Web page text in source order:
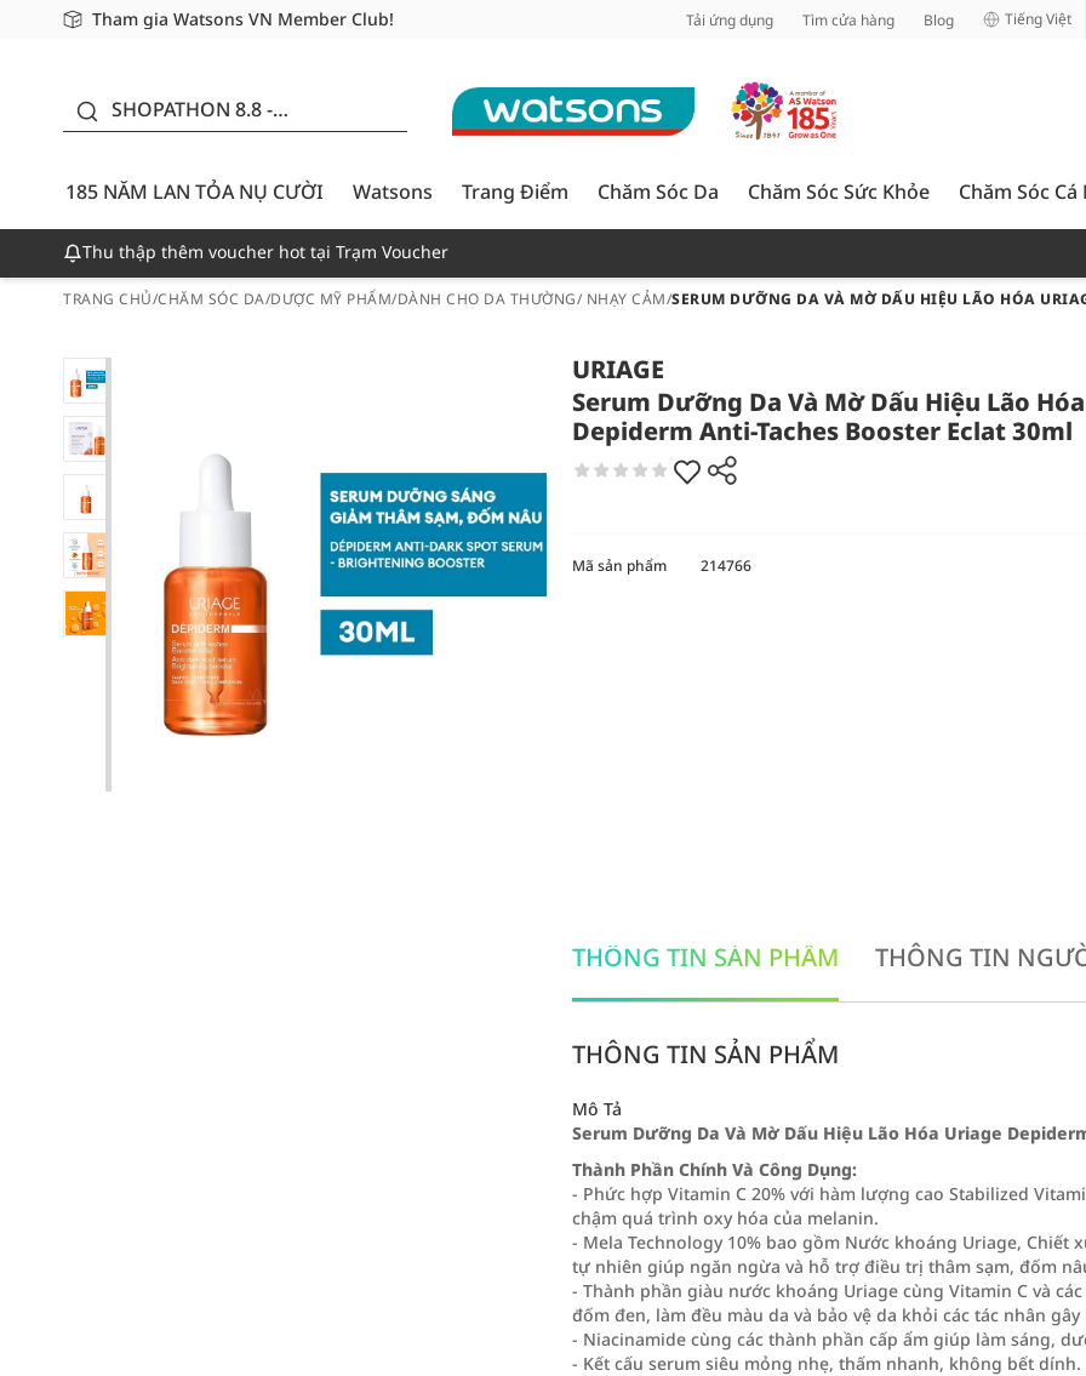
Tham gia Watsons VN Member Club!
Miễn phí giao hàng cho đơn hàng từ 249,000Đ
Giao hàng nhanh 24h - Áp dụng khu vực TP. Hồ Chí Minh Tải ứng dụng Tìm cửa hàng Blog Tiếng Việt
SHOPATHON 8.8 -
CƯỜI - GIẢM ĐẾN
50%
185 NĂM LAN TỎA NỤ CƯỜI
Watsons Trang Điểm Chăm Sóc Da Chăm Sóc Sức Khỏe Chăm Sóc Cá
Thu thập thêm voucher hot tại Trạm Voucher
TRANG CHỦ/CHĂM SÓC DA/DƯỢC MỸ PHẨM/DÀNH CHO DA THƯỜNG/ NHẠY CẢM/SERUM DƯỠNG DA VÀ MỜ DẤU HIỆU LÃO HÓA
URIAGE
Serum Dưỡng Da Và Mờ Dấu Hiệu Lão
Depiderm Anti-Taches Booster Eclat 30ml
Mã sản phẩm 214766
THÔNG TIN SẢN PHẨM THÔNG TIN
THÔNG TIN SẢN PHẨM
Mô Tả
Serum Dưỡng Da Và Mờ Dấu Hiệu Lão Hóa Uriage
Thành Phần Chính Và Công Dụng:
- Phức hợp Vitamin C 20% với hàm lượng cao Stabilized
chậm quá trình oxy hóa của melanin.
- Mela Technology 10% bao gồm Nước khoáng Uriage, Chiết
tự nhiên giúp ngăn ngừa và hỗ trợ điều trị thâm sạm, đốm
- Thành phần giàu nước khoáng Uriage cùng Vitamin C và
đốm đen, làm đều màu da và bảo vệ da khỏi các tác nhân
- Niacinamide cùng các thành phần cấp ẩm giúp làm sáng,
- Kết cấu serum siêu mỏng nhẹ, thấm nhanh, không bết dính.